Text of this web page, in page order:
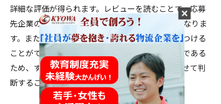
詳細な評価が得られます。レビューを読むことで、応募
先企業の信頼性や働きやすさを判断する手助けとなりま
す。また、レビューを基に自分に合った求人を見つける
ことができます。ただし、レビューは個人の意見である
ため、すべてを鵜呑みにせず、他の情報源と合わせて判
断することが重要です。